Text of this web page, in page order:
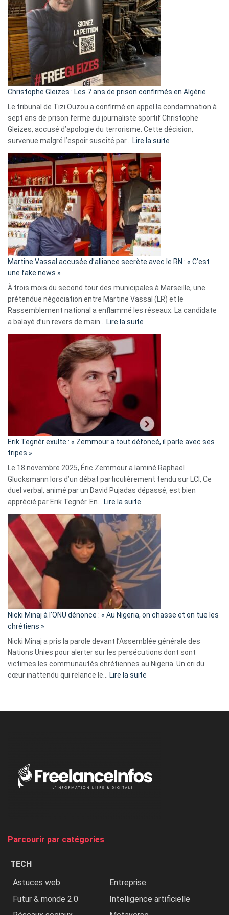
Irlande
et
Slovénie
rejettent
la
présence
d’Israël
Christophe Gleizes : Les 7 ans de prison confirmés en Algérie
Le tribunal de Tizi Ouzou a confirmé en appel la condamnation à
sept ans de prison ferme du journaliste sportif Christophe
Gleizes, accusé d’apologie du terrorisme. Cette décision,
survenue malgré l’espoir suscité par…
Lire la suite
Algérie
Martine Vassal accusée d’alliance secrète avec le RN : « C’est
une fake news »
À trois mois du second tour des municipales à Marseille, une
prétendue négociation entre Martine Vassal (LR) et le
Rassemblement national a enflammé les réseaux. La candidate
a balayé d’un revers de main…
Lire la suite
d’alliance
secrète
«
C’est
fake
news
»
Erik Tegnér exulte : « Zemmour a tout défoncé, il parle avec ses
tripes »
Le 18 novembre 2025, Éric Zemmour a laminé Raphaël
Glucksmann lors d’un débat particulièrement tendu sur LCI, Ce
duel verbal, animé par un David Pujadas dépassé, est bien
apprécié par Erik Tegnér. En…
Lire la suite
Tegnér
exulte
« Zemmour
a
tout
parle
ses
tripes »
Nicki Minaj à l’ONU dénonce : « Au Nigeria, on chasse et on tue les
chrétiens »
Nicki Minaj a pris la parole devant l’Assemblée générale des
Nations Unies pour alerter sur les persécutions dont sont
victimes les communautés chrétiennes au Nigeria. Un cri du
cœur inattendu qui relance le…
Lire la suite
Nigeria,
Parcourir par catégories
TECH
Astuces web
Entreprise
Futur & monde 2.0
Intelligence artificielle